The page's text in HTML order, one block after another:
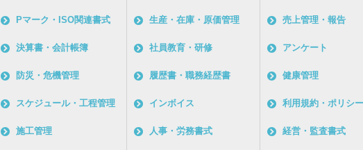
Pマーク・ISO関連書式
決算書・会計帳簿
防災・危機管理
スケジュール・工程管理
施工管理
生産・在庫・原価管理
社員教育・研修
履歴書・職務経歴書
インボイス
人事・労務書式
売上管理・報告
アンケート
健康管理
利用規約・ポリシー
経営・監査書式